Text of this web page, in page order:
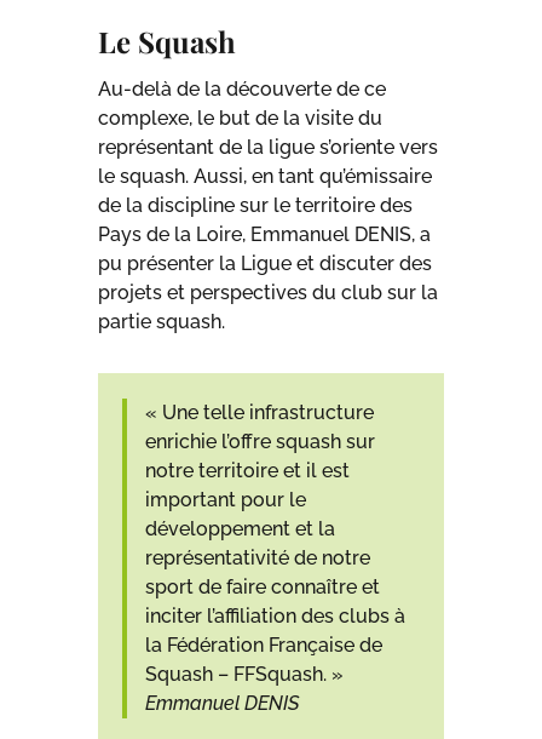
Le Squash
Au-delà de la découverte de ce
complexe, le but de la visite du
représentant de la ligue s’oriente vers
le squash. Aussi, en tant qu’émissaire
de la discipline sur le territoire des
Pays de la Loire, Emmanuel DENIS, a
pu présenter la Ligue et discuter des
projets et perspectives du club sur la
partie squash.
« Une telle infrastructure
enrichie l’offre squash sur
notre territoire et il est
important pour le
développement et la
représentativité de notre
sport de faire connaître et
inciter l’affiliation des clubs à
la Fédération Française de
Squash – FFSquash. »
Emmanuel DENIS